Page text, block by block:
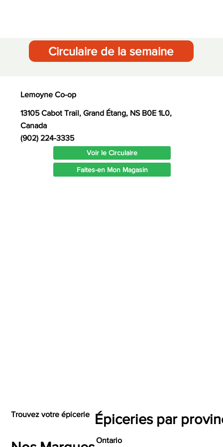
Lemoyne Co-op
13105 Cabot Trail, Grand Étang, NS B0E 1L0,
Canada
(902) 224-3335
Voir le Circulaire
Faites-en Mon Magasin
Circulaire de la semaine
Épiceries par
Ontario
Trouvez votre épicerie